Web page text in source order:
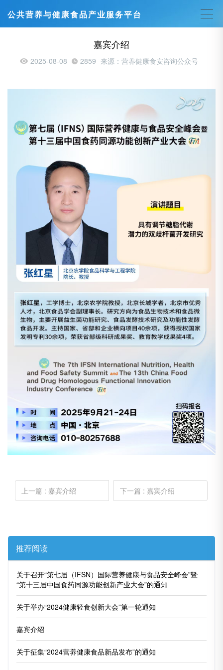
公共营养与健康食品产业服务平台
嘉宾介绍
2025-08-08 2859 来源：营养健康食安咨询公众号
上一篇 : 嘉宾介绍 下一篇 : 嘉宾介绍
推荐阅读
关于召开“第七届（IFSN）国际营养健康与食品安全峰会”暨
“第十三届中国食药同源功能创新产业大会”的通知
关于举办“2024健康轻食创新大会”第一轮通知
嘉宾介绍
关于征集“2024营养健康食品新品发布”的通知